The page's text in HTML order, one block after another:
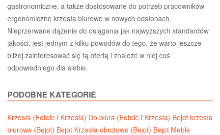
gastronomiczne, a także dostosowane do potrzeb pracowników
ergonomiczne krzesła biurowe w nowych odsłonach.
Nieprzerwane dążenie do osiągania jak najwyższych standardów
jakości, jest jednym z kilku powodów do tego, że warto jeszcze
bliżej zainteresować się tą ofertą i znaleźć w niej coś
odpowiedniego dla siebie.
PODOBNE KATEGORIE
Krzesła (Fotele i Krzesła) Do biura (Fotele i Krzesła) Bejot krzesła
biurowe (Bejot) Bejot Krzesła obrotowe (Bejot) Bejot Meble